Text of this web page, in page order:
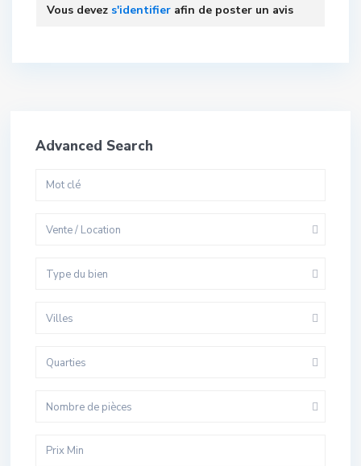
Vous devez s'identifier afin de poster un avis
Advanced Search
Vente / Location
Type du bien
Villes
Quarties
Nombre de pièces